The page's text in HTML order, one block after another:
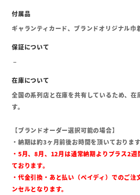
ギャランティカード、ブランドオリジナル巾
全国の系列店と在庫を共有しているため、在
す。
【ブランドオーダー選択可能の場合】
・納期は約3ヶ月前後お時間を頂いております
・5月、8月、12月は通常納期よりプラス2
ております。
・代金引換・あと払い（ペイディ）でのご注
ンセルとなります。